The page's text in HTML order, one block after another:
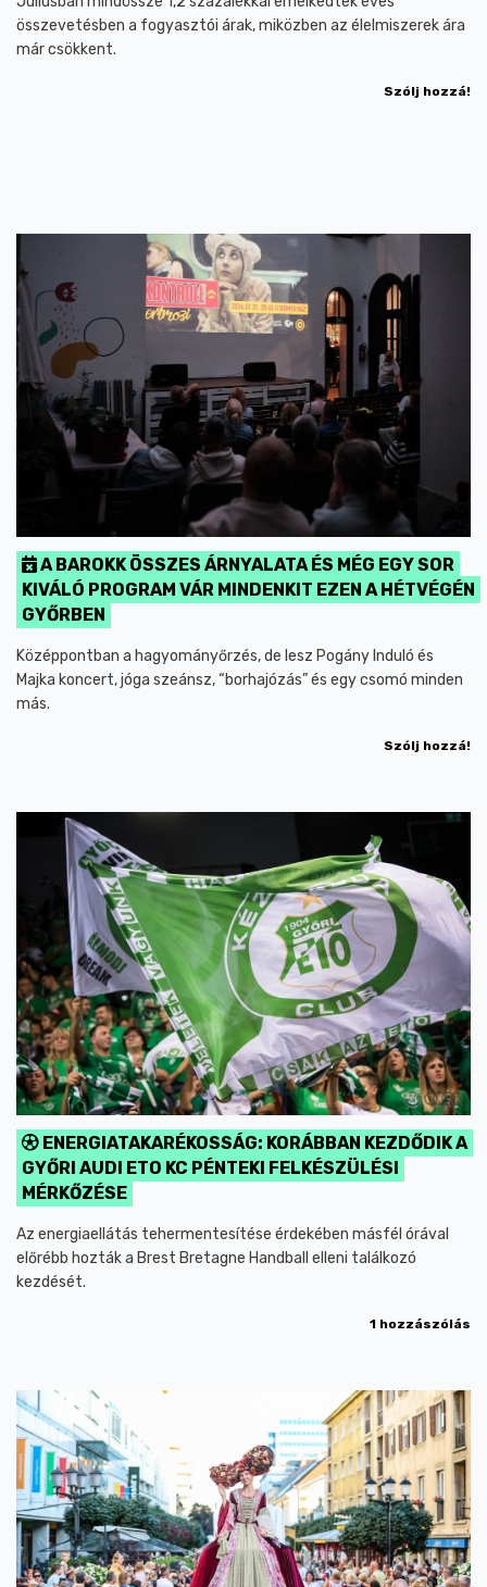
összevetésben a fogyasztói árak, miközben az élelmiszerek ára
már csökkent.
Szólj hozzá!
A BAROKK ÖSSZES ÁRNYALATA ÉS MÉG EGY SOR
KIVÁLÓ PROGRAM VÁR MINDENKIT EZEN A HÉTVÉGÉN
GYŐRBEN
Középpontban a hagyományőrzés, de lesz Pogány Induló és
Majka koncert, jóga szeánsz, “borhajózás” és egy csomó minden
más.
Szólj hozzá!
ENERGIATAKARÉKOSSÁG: KORÁBBAN KEZDŐDIK A
GYŐRI AUDI ETO KC PÉNTEKI FELKÉSZÜLÉSI
MÉRKŐZÉSE
Az energiaellátás tehermentesítése érdekében másfél órával
előrébb hozták a Brest Bretagne Handball elleni találkozó
kezdését.
1 hozzászólás